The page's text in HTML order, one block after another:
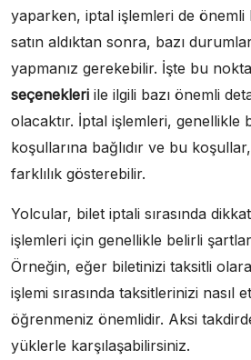
yaparken, iptal işlemleri de önemli
satın aldıktan sonra, bazı
yapmanız gerekebilir. İşte bu
seçenekleri ile ilgili bazı önemli
olacaktır. İptal işlemleri, genellikle
koşullarına bağlıdır ve bu
farklılık gösterebilir.
Yolcular, bilet iptali sırasında
işlemleri için genellikle belirli
Örneğin, eğer biletinizi taksitli
işlemi sırasında taksitlerinizi nasıl
öğrenmeniz önemlidir. Aksi
yüklerle karşılaşabilirsiniz.